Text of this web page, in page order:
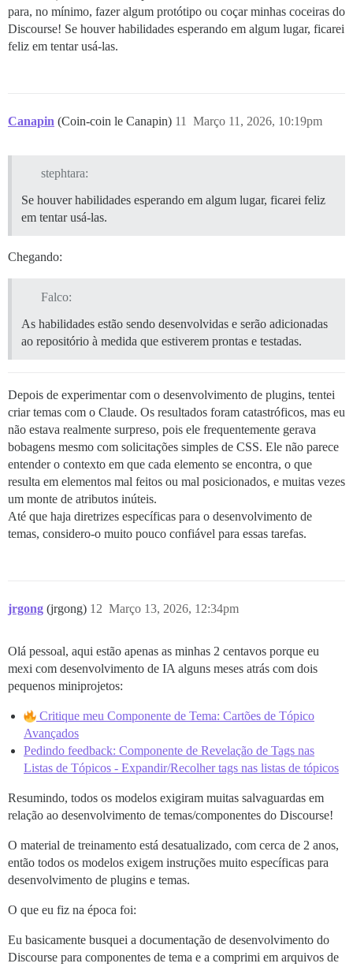
para, no mínimo, fazer algum protótipo ou coçar minhas coceiras do
Discourse! Se houver habilidades esperando em algum lugar, ficarei
feliz em tentar usá-las.
Canapin (Coin-coin le Canapin) Março 11, 2026, 10:19pm
11
stephtara:
Se houver habilidades esperando em algum lugar, ficarei feliz
em tentar usá-las.
Chegando:
Falco:
As habilidades estão sendo desenvolvidas e serão adicionadas
ao repositório à medida que estiverem prontas e testadas.
Depois de experimentar com o desenvolvimento de plugins, tentei
criar temas com o Claude. Os resultados foram catastróficos, mas eu
não estava realmente surpreso, pois ele frequentemente gerava
bobagens mesmo com solicitações simples de CSS. Ele não parece
entender o contexto em que cada elemento se encontra, o que
resulta em elementos mal feitos ou mal posicionados, e muitas vezes
um monte de atributos inúteis.
Até que haja diretrizes específicas para o desenvolvimento de
temas, considero-o muito pouco confiável para essas tarefas.
jrgong (jrgong) Março 13, 2026, 12:34pm
12
Olá pessoal, aqui estão apenas as minhas 2 centavos porque eu
mexi com desenvolvimento de IA alguns meses atrás com dois
pequenos miniprojetos:
Critique meu Componente de Tema: Cartões de Tópico
Avançados
Pedindo feedback: Componente de Revelação de Tags nas
Listas de Tópicos - Expandir/Recolher tags nas listas de tópicos
Resumindo, todos os modelos exigiram muitas salvaguardas em
relação ao desenvolvimento de temas/componentes do Discourse!
O material de treinamento está desatualizado, com cerca de 2 anos,
então todos os modelos exigem instruções muito específicas para
desenvolvimento de plugins e temas.
O que eu fiz na época foi:
Eu basicamente busquei a documentação de desenvolvimento do
Discourse para componentes de tema e a comprimi em arquivos de